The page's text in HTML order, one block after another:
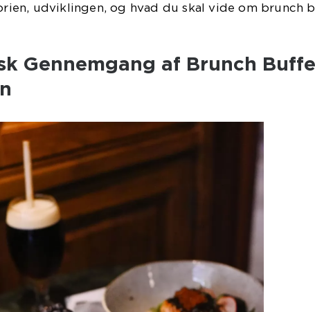
udviklingen, og hvad du skal vide om brunch
Gennemgang af Brunch